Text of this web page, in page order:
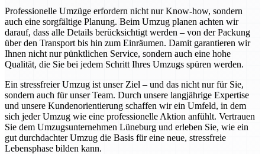
Professionelle Umzüge erfordern nicht nur Know-how, sondern
auch eine sorgfältige Planung. Beim Umzug planen achten wir
darauf, dass alle Details berücksichtigt werden – von der Packung
über den Transport bis hin zum Einräumen. Damit garantieren wir
Ihnen nicht nur pünktlichen Service, sondern auch eine hohe
Qualität, die Sie bei jedem Schritt Ihres Umzugs spüren werden.
Ein stressfreier Umzug ist unser Ziel – und das nicht nur für Sie,
sondern auch für unser Team. Durch unsere langjährige Expertise
und unsere Kundenorientierung schaffen wir ein Umfeld, in dem
sich jeder Umzug wie eine professionelle Aktion anfühlt. Vertrauen
Sie dem Umzugsunternehmen Lüneburg und erleben Sie, wie ein
gut durchdachter Umzug die Basis für eine neue, stressfreie
Lebensphase bilden kann.